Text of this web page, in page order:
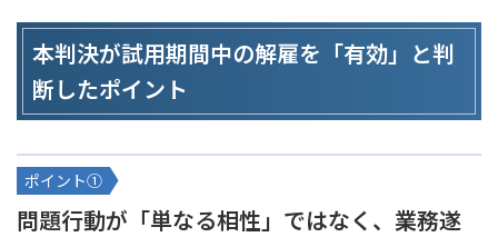
本判決が試用期間中の解雇を「有効」と判
断したポイント
ポイント①
問題行動が「単なる相性」ではなく、業務遂